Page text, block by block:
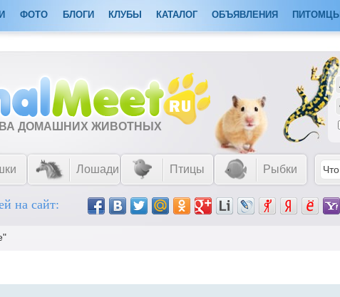
ФОТО БЛОГИ КЛУБЫ КАТАЛОГ ОБЪЯВЛЕНИЯ ПИТОМЦЫ
ДОМАШНИХ ЖИВОТНЫХ
Лошади Птицы Рыбки
на сайт: